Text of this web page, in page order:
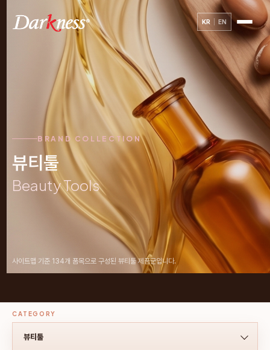
KR EN
BRAND COLLECTION
뷰티툴
Beauty Tools
사이트맵 기준 134개 품목으로 구성된 뷰티툴 제품군입니다.
CATEGORY